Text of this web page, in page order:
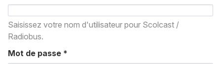
Saisissez votre nom d'utilisateur pour Scolcast /
Radiobus.
Mot de passe *